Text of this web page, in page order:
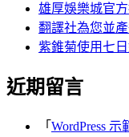
雄厚娛樂城官
翻譯社為您並
紫錐菊使用七
近期留言
「 WordPress 示